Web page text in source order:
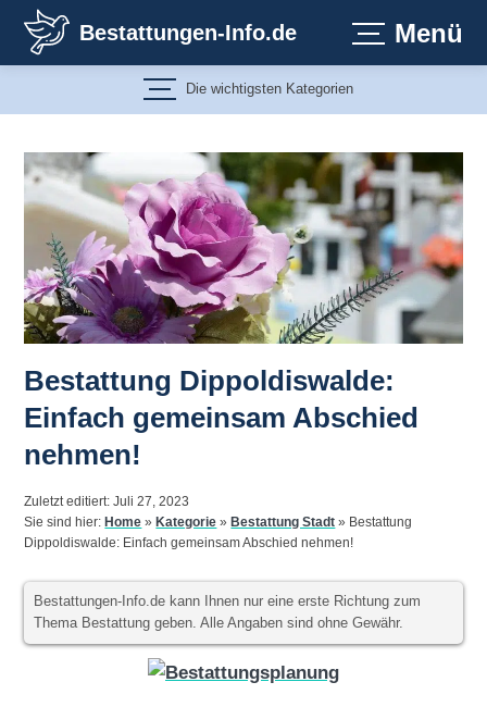
Inhalt
springen
Bestattungen-Info.de Menü
Die wichtigsten Kategorien
Bestattung Dippoldiswalde:
Einfach gemeinsam Abschied
nehmen!
Zuletzt editiert: Juli 27, 2023
Sie sind hier:Home »Kategorie »Bestattung Stadt » Bestattung
Dippoldiswalde: Einfach gemeinsam Abschied nehmen!
Bestattungen-Info.de kann Ihnen nur eine erste Richtung zum
Thema Bestattung geben. Alle Angaben sind ohne Gewähr.